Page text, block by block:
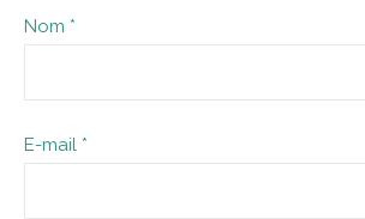
Nom *
E-mail *